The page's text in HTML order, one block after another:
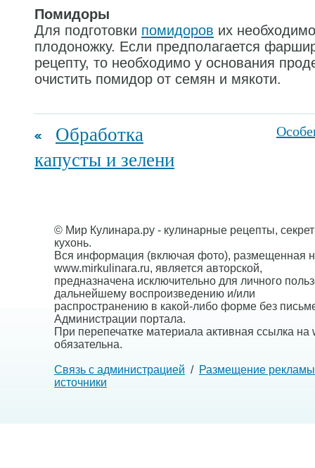
Помидоры
Для подготовки помидоров их
плодоножку. Если предполагается
рецепту, то необходимо у основания
очистить помидор от семян и мякоти.
Обработка
капусты и зелени
© Мир Кулинара.ру - кулинарные рецепты,
кухонь.
Вся информация (включая фото), размещенная
www.mirkulinara.ru, является авторской,
предназначена исключительно для личного
дальнейшему воспроизведению и/или
распространению в какой-либо форме без
Администрации портала.
При перепечатке материала активная ссылка на
обязательна.
Связь с администрацией / Размещение рекламы
источники